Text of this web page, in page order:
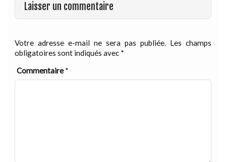
Laisser un commentaire
Votre adresse e-mail ne sera pas publiée. Les champs
obligatoires sont indiqués avec *
Commentaire*